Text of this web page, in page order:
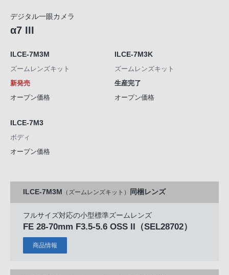
デジタル一眼カメラ
α7 III
ILCE-7M3M
ズームレンズキット
新発売
オープン価格
ILCE-7M3K
ズームレンズキット
生産完了
オープン価格
ILCE-7M3
ボディ
オープン価格
ILCE-7M3M （ズームレンズキット） 同梱レンズ
フルサイズ対応の小型標準ズームレンズ
FE 28-70mm F3.5-5.6 OSS II （SEL28702）
商品情報